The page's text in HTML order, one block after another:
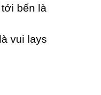
bến là
vui laуs